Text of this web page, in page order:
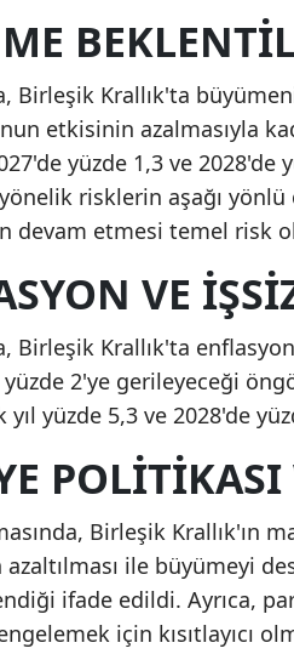
Birleşik Krallık'ta
etkisinin azalmasıyla
yüzde 1,3 ve 2028'de
risklerin aşağı
devam etmesi temel risk
VE
Birleşik Krallık'ta
2'ye gerileyeceği
yıl yüzde 5,3 ve 2028'de
Birleşik Krallık'ın
azaltılması ile büyümeyi
ifade edildi. Ayrıca,
için kısıtlayıcı